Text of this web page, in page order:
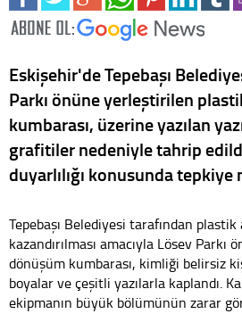
Eskişehir'de Tepebaşı
Parkı önüne yerleştirilen
kumbarası, üzerine yazılan
grafitiler nedeniyle tahrip
duyarlılığı konusunda tepkiye
Tepebaşı Belediyesi tarafından
kazandırılması amacıyla Lösev
dönüşüm kumbarası, kimliği belirsiz
boyalar ve çeşitli yazılarla kaplandı.
ekipmanın büyük bölümünün zarar